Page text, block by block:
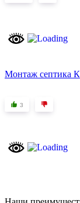
Монтаж септика
3